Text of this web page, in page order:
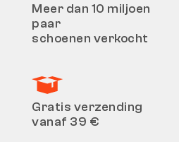
Meer dan 10 miljoen
paar
schoenen verkocht
Gratis verzending
vanaf 39 €